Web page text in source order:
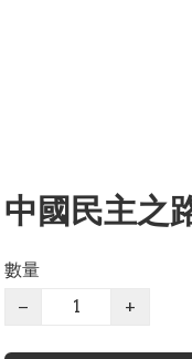
中國民主之
數量
−
+